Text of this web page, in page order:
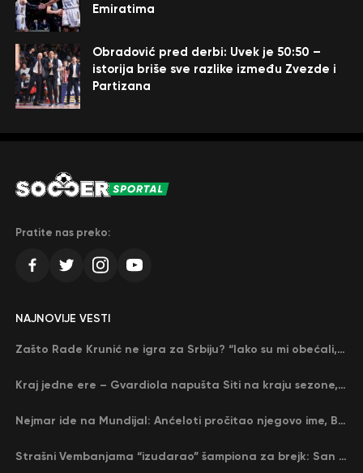
Emiratima
Obradović pred derbi: Uvek je 50:50 –
istorija briše sve razlike između Zvezde i
Partizana
Pratite nas preko:
NAJNOVIJE VESTI
Zašto Rade Krunić ne igra za Srbiju? “Iako su mi obećali, niko me nije zvao…”
Kraj jedne ere – Gvardiola napušta Siti na kraju sezone, menja ga njegov nekadašnji rival
Nejmar ide na Mundijal: Anćeloti pročitao njegovo ime, Brazil u delirijumu (VIDEO)
Strašni Vembanjama “izudarao” šampiona za brejk: San Antonio poveo protiv Oklahome